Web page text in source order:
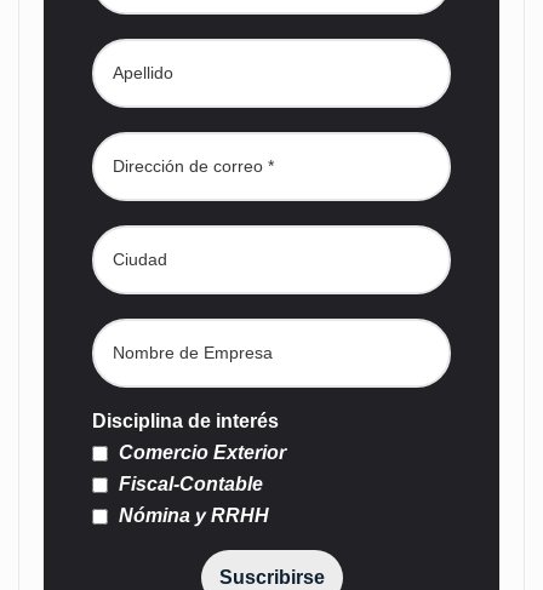
Disciplina de interés
Comercio Exterior
Fiscal-Contable
Nómina y RRHH
Suscribirse